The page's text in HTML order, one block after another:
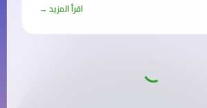
اقرأ المزيد →